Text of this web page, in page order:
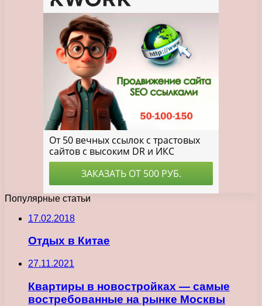
Популярные статьи
17.02.2018
Отдых в Китае
27.11.2021
Квартиры в новостройках — самые
востребованные на рынке Москвы